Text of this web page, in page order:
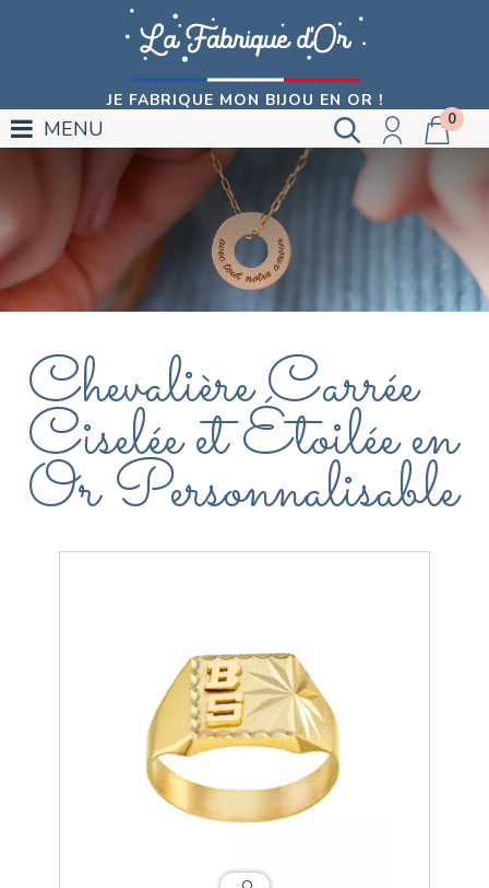
JE FABRIQUE MON BIJOU EN OR !
0
MENU
Chevalière Carrée
Ciselée et Étoilée en
Or Personnalisable